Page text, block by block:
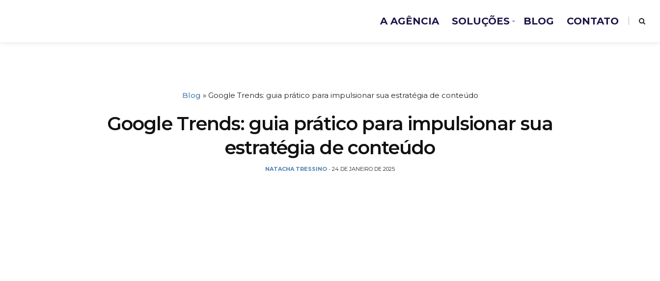
A AGÊNCIA SOLUÇÕES BLOG CONTATO
Blog » Google Trends: guia prático para impulsionar sua estratégia de conteúdo
Google Trends: guia prático para impulsionar sua
estratégia de conteúdo
NATACHA TRESSINO - 24 DE JANEIRO DE 2025